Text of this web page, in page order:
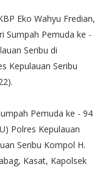
Eko Wahyu Fredian,
Sumpah Pemuda ke -
Seribu di
Kepulauan Seribu
Pemuda ke - 94
Polres Kepulauan
Seribu Kompol H.
Kasat, Kapolsek